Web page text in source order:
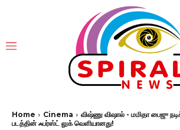
Home Cinema
விஷ்ணு விஷால் - மமிதா பைஜு
படத்தின் ஃபர்ஸ்ட் லுக் வெளியானது!